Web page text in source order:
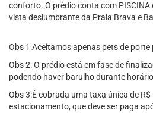
conforto. O prédio conta com PISCINA
vista deslumbrante da Praia Brava e
Obs 1:Aceitamos apenas pets de porte
Obs 2: O prédio está em fase de
podendo haver barulho durante
Obs 3:É cobrada uma taxa única de
estacionamento, que deve ser paga